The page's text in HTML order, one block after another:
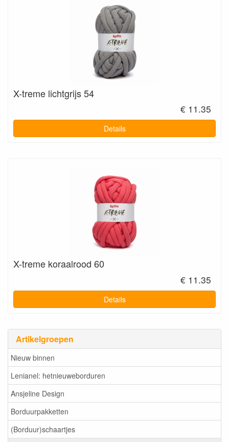
Artikelgroepen
Nieuw binnen
Lenianel: hetnieuweborduren
Ansjeline Design
Borduurpakketten
(Borduur)schaartjes
X-treme lichtgrijs 54
€ 11.35
Details
X-treme koraalrood 60
€ 11.35
Details